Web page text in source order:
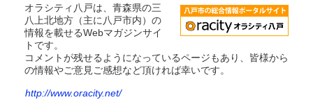
オラシティ八戸は、青森県の三
八上北地方（主に八戸市内）の
情報を載せるWebマガジンサイ
トです。
コメントが残せるようになっているページもあり、皆様から
の情報やご意見ご感想など頂ければ幸いです。
http://www.oracity.net/